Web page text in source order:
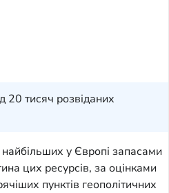
20 тисяч розвіданих
у Європі запасами
цих ресурсів, за оцінками
пунктів геополітичних